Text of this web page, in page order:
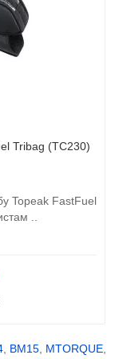
Tribag (TC230)
Topeak FastFuel
..
BM15 MTORQUE